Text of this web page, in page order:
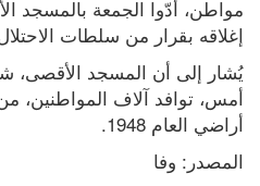
إغلاقه بقرار من سلطات
أراضي العام 1948.
المصدر: وفا